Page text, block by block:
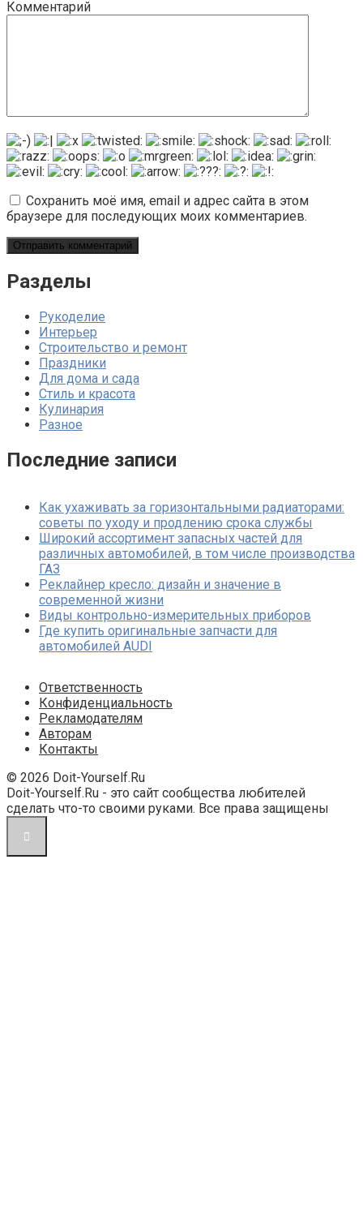
Комментарий
Сохранить моё имя, email и адрес сайта в этом
браузере для последующих моих комментариев.
Разделы
Рукоделие
Интерьер
Строительство и ремонт
Праздники
Для дома и сада
Стиль и красота
Кулинария
Разное
Последние записи
Как ухаживать за горизонтальными радиаторами:
советы по уходу и продлению срока службы
Широкий ассортимент запасных частей для
различных автомобилей, в том числе производства
ГАЗ
Реклайнер кресло: дизайн и значение в
современной жизни
Виды контрольно-измерительных приборов
Где купить оригинальные запчасти для
автомобилей AUDI
Ответственность
Конфиденциальность
Рекламодателям
Авторам
Контакты
© 2026 Doit-Yourself.Ru
Doit-Yourself.Ru - это сайт сообщества любителей
сделать что-то своими руками. Все права защищены